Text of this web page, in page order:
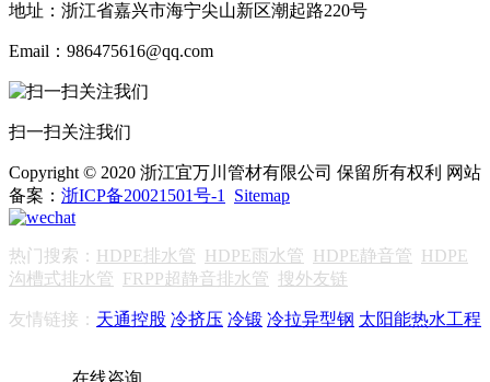
地址：浙江省嘉兴市海宁尖山新区潮起路220号
Email：986475616@qq.com
扫一扫关注我们
Copyright © 2020 浙江宜万川管材有限公司 保留所有权利 网站
备案： 浙ICP备20021501号-1 Sitemap
热门搜索： HDPE排水管 HDPE雨水管 HDPE静音管 HDPE
沟槽式排水管 FRPP超静音排水管 搜外友链
友情链接： 天通控股 冷挤压 冷锻 冷拉异型钢 太阳能热水工程